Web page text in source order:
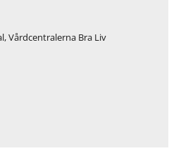
Vårdcentralerna Bra Liv